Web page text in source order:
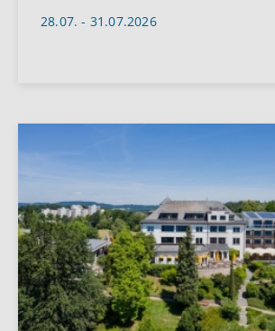
28.07. - 31.07.2026